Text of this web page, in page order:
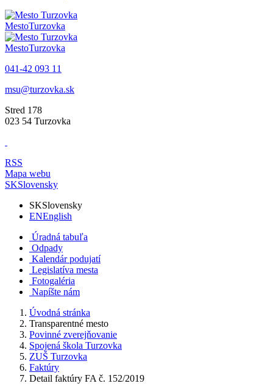
MestoTurzovka
MestoTurzovka
041-42 093 11
msu@turzovka.sk
Stred 178
023 54 Turzovka
RSS
Mapa webu
SKSlovensky
SKSlovensky
ENEnglish
Úradná tabuľa
Odpady
Kalendár podujatí
Legislatíva mesta
Fotogaléria
Napíšte nám
Úvodná stránka
Transparentné mesto
Povinné zverejňovanie
Spojená škola Turzovka
ZUŠ Turzovka
Faktúry
Detail faktúry FA č. 152/2019